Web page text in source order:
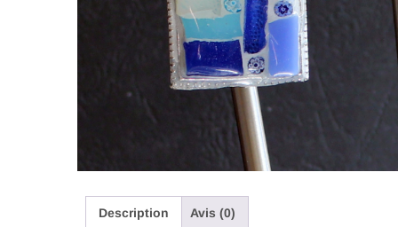
Description Avis (0)